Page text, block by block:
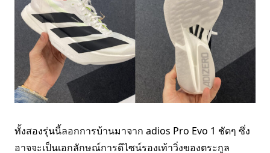
ทั้งสองรุ่นนี้ลอกการบ้านมาจาก adios Pro Evo 1 ชัดๆ ซึ่ง
อาจจะเป็นเอกลักษณ์การดีไซน์รองเท้าวิ่งของตระกูล